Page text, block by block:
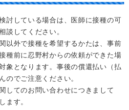
討している場合は、医師に接種の可
談してください。
以外で接種を希望するかたは、事前
種前に忍野村からの依頼ができた場
象となります。事後の償還払い（払
のでご注意ください。
してのお問い合わせにつきまして
ます。